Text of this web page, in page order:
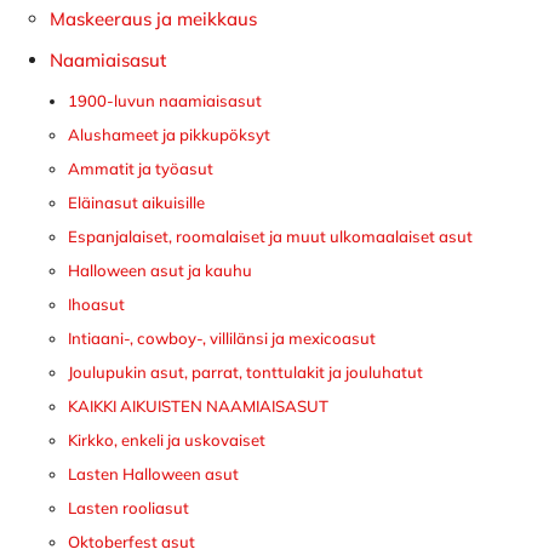
Maskeeraus ja meikkaus
Naamiaisasut
1900-luvun naamiaisasut
Alushameet ja pikkupöksyt
Ammatit ja työasut
Eläinasut aikuisille
Espanjalaiset, roomalaiset ja muut ulkomaalaiset asut
Halloween asut ja kauhu
Ihoasut
Intiaani-, cowboy-, villilänsi ja mexicoasut
Joulupukin asut, parrat, tonttulakit ja jouluhatut
KAIKKI AIKUISTEN NAAMIAISASUT
Kirkko, enkeli ja uskovaiset
Lasten Halloween asut
Lasten rooliasut
Oktoberfest asut